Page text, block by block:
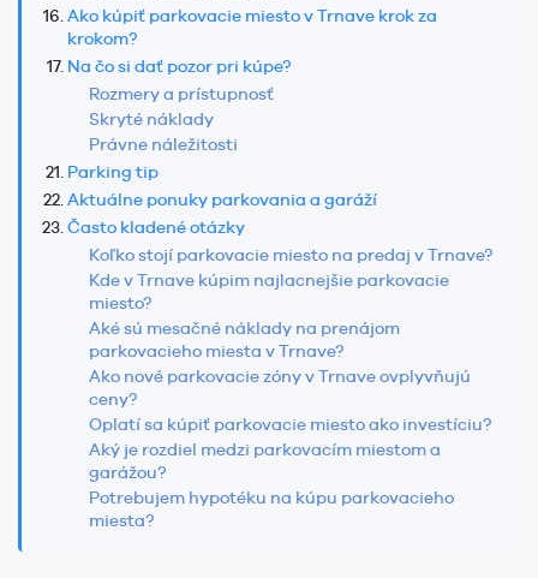
Ako kúpiť parkovacie miesto v Trnave krok za
krokom?
Na čo si dať pozor pri kúpe?
Rozmery a prístupnosť
Skryté náklady
Právne náležitosti
Parking tip
Aktuálne ponuky parkovania a garáží
Často kladené otázky
Koľko stojí parkovacie miesto na predaj v Trnave?
Kde v Trnave kúpim najlacnejšie parkovacie
miesto?
Aké sú mesačné náklady na prenájom
parkovacieho miesta v Trnave?
Ako nové parkovacie zóny v Trnave ovplyvňujú
ceny?
Oplatí sa kúpiť parkovacie miesto ako investíciu?
Aký je rozdiel medzi parkovacím miestom a
garážou?
Potrebujem hypotéku na kúpu parkovacieho
miesta?